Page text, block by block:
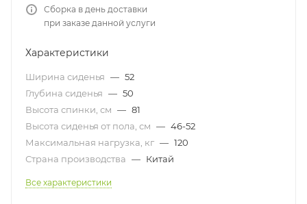
Сборка в день доставки
при заказе данной услуги
Характеристики
Ширина сиденья — 52
Глубина сиденья — 50
Высота спинки, см — 81
Высота сиденья от пола, см — 46-52
Максимальная нагрузка, кг — 120
Страна производства — Китай
Все характеристики